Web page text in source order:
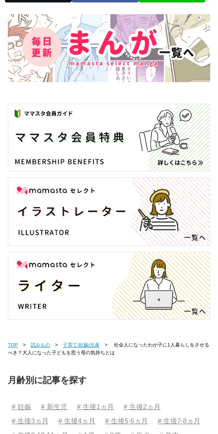
TOP 読みもの 子育て/妊娠/出産
べき？大人になった子どもを思う母の気持ちとは
月齢別に記事を探す
# 妊娠 # 新生児 # 生後1ヵ月
# 生後2ヵ月
# 生後3ヵ月
# 生後4ヵ月 # 生後5⋅6ヵ月
# 生後7⋅8ヵ月